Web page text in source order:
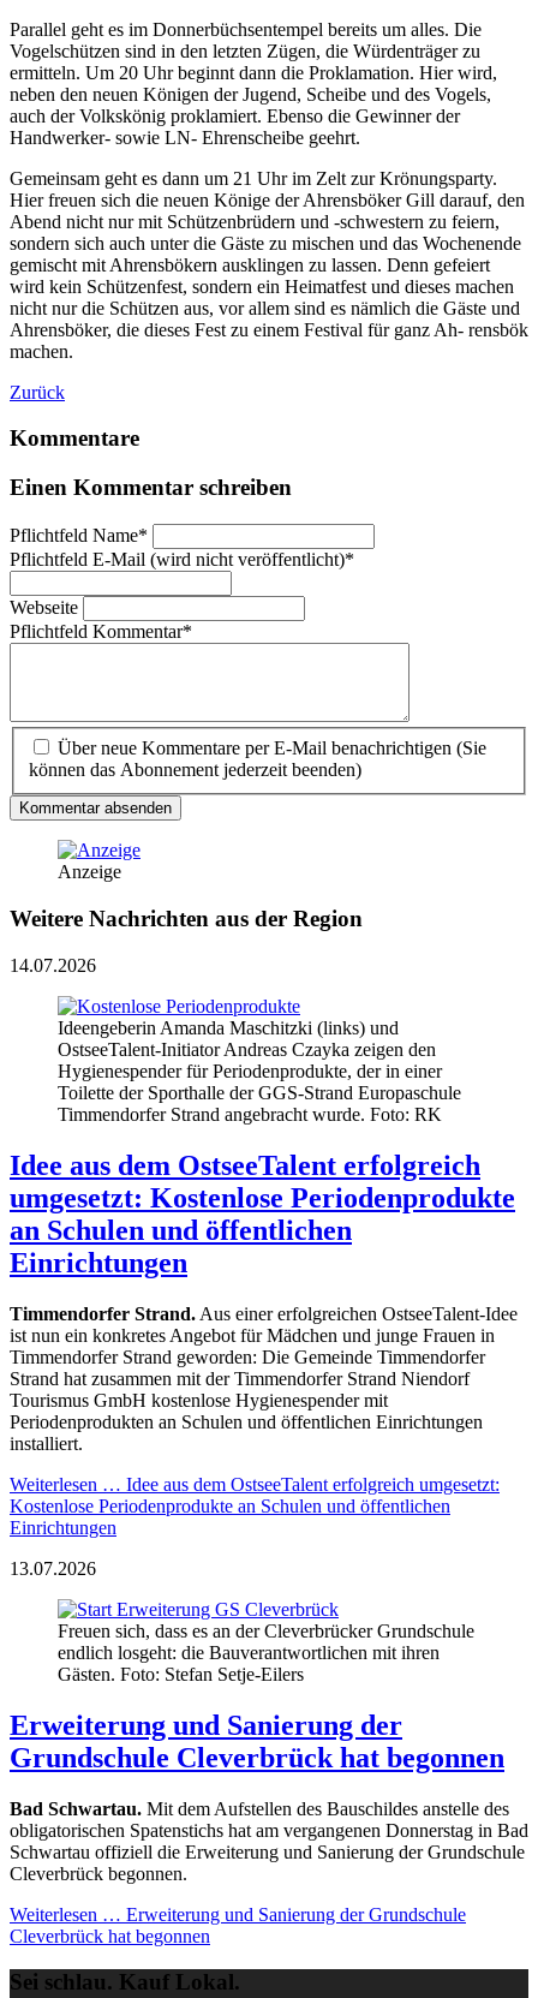
Parallel geht es im Donnerbüchsentempel bereits um alles. Die
Vogelschützen sind in den letzten Zügen, die Würdenträger zu
ermitteln. Um 20 Uhr beginnt dann die Proklamation. Hier wird,
neben den neuen Königen der Jugend, Scheibe und des Vogels,
auch der Volkskönig proklamiert. Ebenso die Gewinner der
Handwerker- sowie LN- Ehrenscheibe geehrt.
Gemeinsam geht es dann um 21 Uhr im Zelt zur Krönungsparty.
Hier freuen sich die neuen Könige der Ahrensböker Gill darauf, den
Abend nicht nur mit Schützenbrüdern und -schwestern zu feiern,
sondern sich auch unter die Gäste zu mischen und das Wochenende
gemischt mit Ahrensbökern ausklingen zu lassen. Denn gefeiert
wird kein Schützenfest, sondern ein Heimatfest und dieses machen
nicht nur die Schützen aus, vor allem sind es nämlich die Gäste und
Ahrensböker, die dieses Fest zu einem Festival für ganz Ah- rensbök
machen.
Zurück
Kommentare
Einen Kommentar schreiben
Pflichtfeld Name*
Pflichtfeld E-Mail (wird nicht veröffentlicht)*
Webseite
Pflichtfeld Kommentar*
Über neue Kommentare per E-Mail benachrichtigen (Sie
können das Abonnement jederzeit beenden)
Kommentar absenden
Anzeige
Weitere Nachrichten aus der Region
14.07.2026
Ideengeberin Amanda Maschitzki (links) und
OstseeTalent-Initiator Andreas Czayka zeigen den
Hygienespender für Periodenprodukte, der in einer
Toilette der Sporthalle der GGS-Strand Europaschule
Timmendorfer Strand angebracht wurde. Foto: RK
Idee aus dem OstseeTalent erfolgreich
umgesetzt: Kostenlose Periodenprodukte
an Schulen und öffentlichen
Einrichtungen
Timmendorfer Strand. Aus einer erfolgreichen OstseeTalent-Idee
ist nun ein konkretes Angebot für Mädchen und junge Frauen in
Timmendorfer Strand geworden: Die Gemeinde Timmendorfer
Strand hat zusammen mit der Timmendorfer Strand Niendorf
Tourismus GmbH kostenlose Hygienespender mit
Periodenprodukten an Schulen und öffentlichen Einrichtungen
installiert.
Weiterlesen … Idee aus dem OstseeTalent erfolgreich umgesetzt:
Kostenlose Periodenprodukte an Schulen und öffentlichen
Einrichtungen
13.07.2026
Freuen sich, dass es an der Cleverbrücker Grundschule
endlich losgeht: die Bauverantwortlichen mit ihren
Gästen. Foto: Stefan Setje-Eilers
Erweiterung und Sanierung der
Grundschule Cleverbrück hat begonnen
Bad Schwartau. Mit dem Aufstellen des Bauschildes anstelle des
obligatorischen Spatenstichs hat am vergangenen Donnerstag in Bad
Schwartau offiziell die Erweiterung und Sanierung der Grundschule
Cleverbrück begonnen.
Weiterlesen … Erweiterung und Sanierung der Grundschule
Cleverbrück hat begonnen
Sei schlau. Kauf Lokal.